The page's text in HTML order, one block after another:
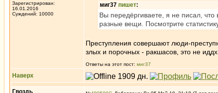
Зарегистрирован:
16.01.2016
Суждений: 10000
миг37 пишет:
Вы передёргиваете, я не писал,
разные вещи. Посмотрите
Преступления совершают люди-
злых и порочных - ракшасов, это не
Ответы на этот пост: миг37
Наверх
Гвоздь